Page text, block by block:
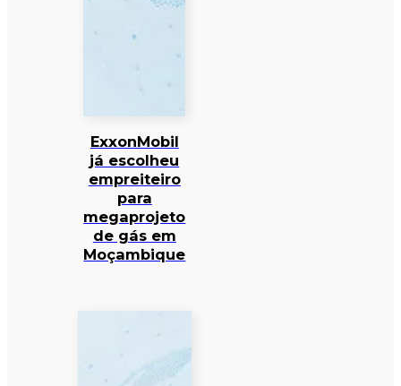
ExxonMobil
já escolheu
empreiteiro
para
megaprojeto
de gás em
Moçambique